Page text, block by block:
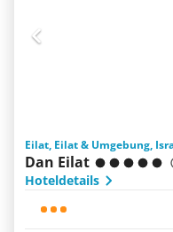
Eilat, Eilat & Umgebung,
Dan Eilat
Hoteldetails